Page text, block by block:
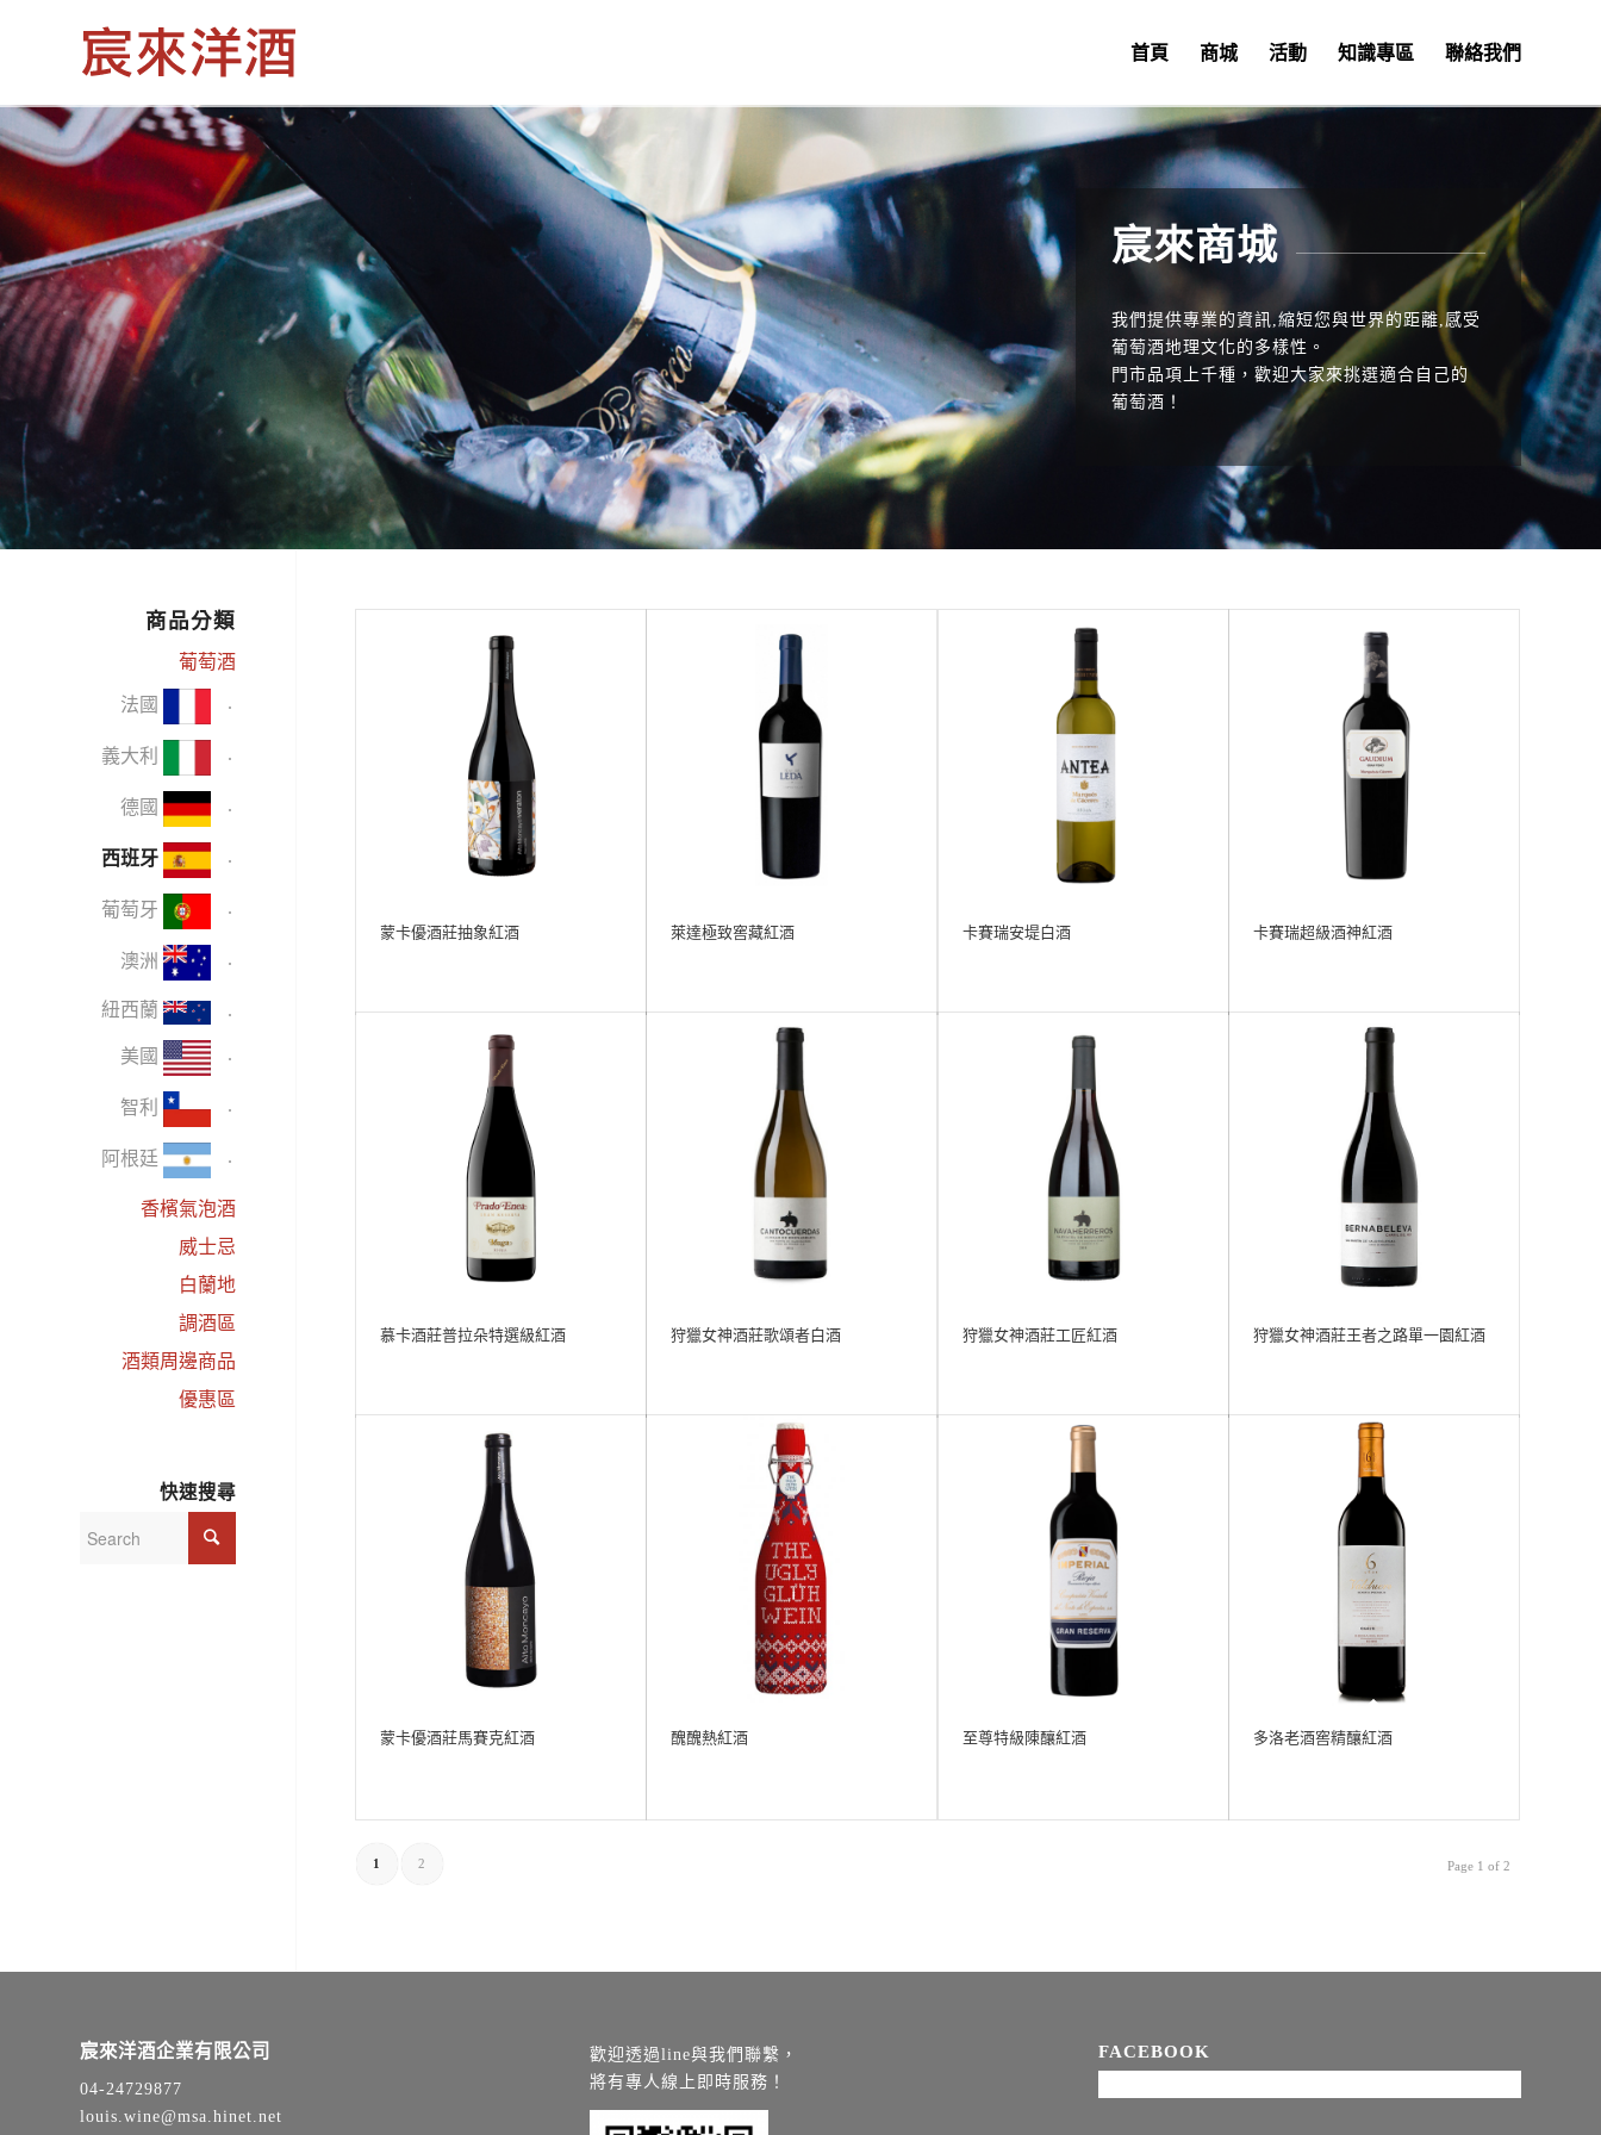
首頁 商城 活動 知識專區 聯絡我們
宸來商城
我們提供專業的資訊,縮短您與世界的距離,感受
葡萄酒地理文化的多樣性。
門市品項上千種，歡迎大家來挑選適合自己的
葡萄酒！
蒙卡優酒莊抽象紅酒 萊達極致窖藏紅酒 卡賽瑞安堤白酒 卡賽瑞超級酒神紅酒
慕卡酒莊普拉朵特選級紅酒 狩獵女神酒莊歌頌者白酒 狩獵女神酒莊工匠紅酒 狩獵女神酒莊王者之路單一園紅酒
蒙卡優酒莊馬賽克紅酒 醜醜熱紅酒 至尊特級陳釀紅酒 多洛老酒窖精釀紅酒
Page 1 of 2
1 2
商品分類
葡萄酒
法國
義大利
德國
西班牙
葡萄牙
澳洲
紐西蘭
美國
智利
阿根廷
香檳氣泡酒
威士忌
白蘭地
調酒區
酒類周邊商品
優惠區
快速搜尋
宸來洋酒企業有限公司
04-24729877
louis.wine@msa.hinet.net
歡迎透過line與我們聯繫，
將有專人線上即時服務！
FACEBOOK